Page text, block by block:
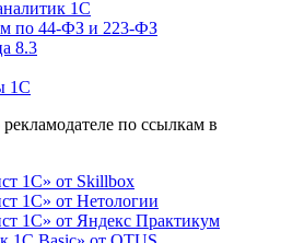
1С
по 44‑ФЗ и 223‑ФЗ
8.3
1С
по ссылкам в
1С» от Skillbox
1С» от Нетологии
1С» от Яндекс Практикум